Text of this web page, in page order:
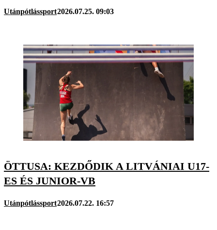
Utánpótlássport2026.07.25. 09:03
ÖTTUSA: KEZDŐDIK A LITVÁNIAI U17-
ES ÉS JUNIOR-VB
Utánpótlássport2026.07.22. 16:57